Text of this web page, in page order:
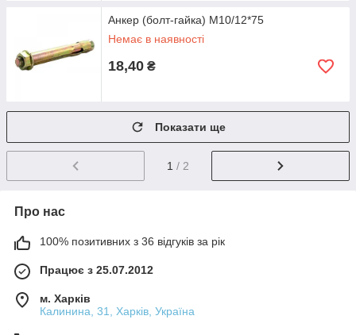
Анкер (болт-гайка) М10/12*75
Немає в наявності
18,40 ₴
Показати ще
1 / 2
Про нас
100% позитивних з 36 відгуків за рік
Працює з 25.07.2012
м. Харків
Калинина, 31, Харків, Україна